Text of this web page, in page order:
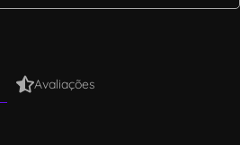
Avaliações